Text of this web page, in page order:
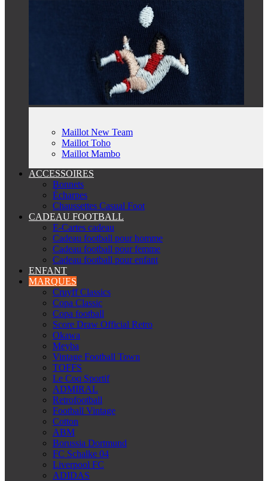
Maillot New Team
Maillot Toho
Maillot Mambo
ACCESSOIRES
Bonnets
Écharpes
Chaussettes Casual Foot
CADEAU FOOTBALL
E-Cartes cadeau
Cadeau football pour homme
Cadeau football pour femme
Cadeau football pour enfant
ENFANT
MARQUES
Cruyff Classics
Copa Classic
Copa football
Score Draw Official Retro
Okawa
Meyba
Vintage Football Town
TOFFS
Le Coq Sportif
ADMIRAL
Retrofootball
Football Vintage
Cotton
ABM
Borussia Dortmund
FC Schalke 04
Liverpool FC
ADIDAS